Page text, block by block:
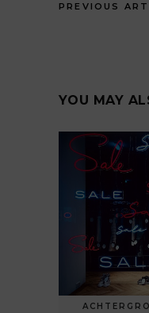
PREVIOUS
YOU MAY